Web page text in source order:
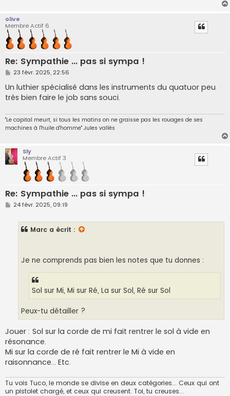
olive
Membre Actif 6
Re: Sympathie ... pas si sympa !
M
s
s
a
e
23 févr. 2025, 22:56
Un luthier spécialisé dans les instruments du quatuor peu
très bien faire le job sans souci.
"Le capital meurt, si tous les matins on ne graisse pas les rouages de ses
machines à l'huile d'homme" Jules vallès
Sly
Membre Actif 3
Re: Sympathie ... pas si sympa !
M
24 févr. 2025, 09:19
Marc a écrit :
Je ne comprends pas bien les notes que tu donnes :
Sol sur Mi, Mi sur Ré, La sur Sol, Ré sur Sol
Peux-tu détailler ?
Jouer : Sol sur la corde de mi fait rentrer le sol à vide en
résonance.
Mi sur la corde de ré fait rentrer le Mi à vide en
raisonnance... Etc.
Tu vois Tuco, le monde se divise en deux catégories... Ceux qui ont
un pistolet chargé, et ceux qui creusent. Toi, tu creuses...